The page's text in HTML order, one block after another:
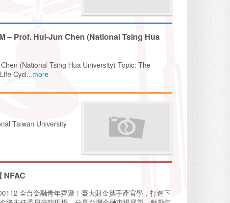
– Prof. Hui-Jun Chen (National Tsing Hua
(National Tsing Hua University) Topic: The
Cycl...more
Taiwan University
NFAC
全台金融青年齊聚！臺大財金攜手產官學，打造下